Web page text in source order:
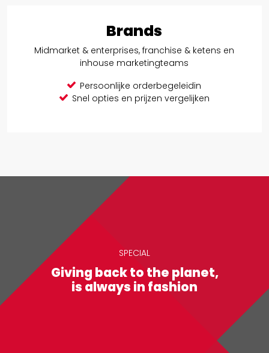
Brands
Midmarket & enterprises, franchise & ketens en
inhouse marketingteams
Persoonlijke orderbegeleidin
Snel opties en prijzen vergelijken
SPECIAL
Giving back to the planet,
is always in fashion